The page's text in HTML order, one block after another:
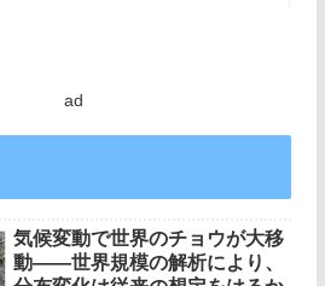
ad
気候変動で世界のチョウが大移
動――世界規模の解析により、